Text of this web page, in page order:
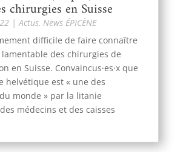
chirurgies en Suisse
|Actus, News ÉPICÈNE
difficile de faire connaître
des chirurgies de
en Suisse. Convaincus·es·x que
helvétique est « une des
monde » par la litanie
médecins et des caisses